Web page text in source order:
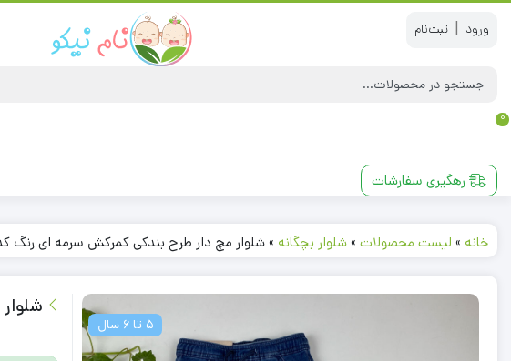
|
0
رهگیری سفارشات
خانه » لیست محصولات »شلوار بچگانه »شلوار مچ دار طرح بندکی کمرکش سرمه ای رنگ کد
5 تا 6 سال